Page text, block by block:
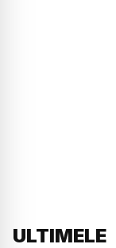
ULTIMELE